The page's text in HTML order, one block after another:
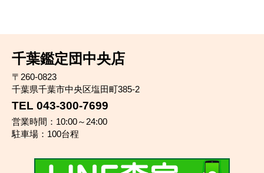
千葉鑑定団中央店
〒260-0823
千葉県千葉市中央区塩田町385-2
TEL 043-300-7699
営業時間：10:00～24:00
駐車場：100台程